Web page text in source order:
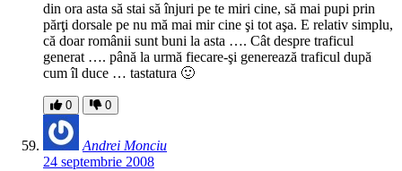
din ora asta să stai să înjuri pe te miri cine, să mai pupi prin
părţi dorsale pe nu mă mai mir cine şi tot aşa. E relativ simplu,
că doar românii sunt buni la asta …. Cât despre traficul
generat …. până la urmă fiecare-şi generează traficul după
cum îl duce … tastatura 🙂
0 0
Andrei Monciu
24 septembrie 2008